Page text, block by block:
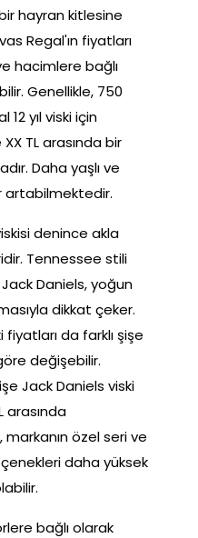
hayran kitlesine
Regal'ın fiyatları
hacimlere bağlı
Genellikle, 750
12 yıl viski için
TL arasında bir
Daha yaşlı ve
artabilmektedir.
denince akla
Tennessee stili
Daniels, yoğun
dikkat çeker.
da farklı şişe
değişebilir.
Jack Daniels viski
arasında
özel seri ve
daha yüksek
bağlı olarak